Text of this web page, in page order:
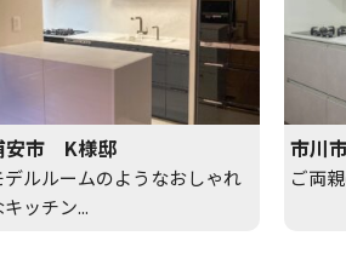
安市 K様邸
デルルームのようなおしゃれ
ッチン...
市川
ご両